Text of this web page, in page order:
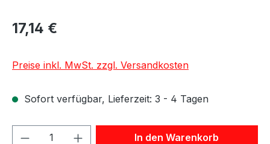
17,14 €
Preise inkl. MwSt. zzgl. Versandkosten
Sofort verfügbar, Lieferzeit: 3 - 4 Tagen
Produkt Anzahl: Gib denIn den Warenkorb